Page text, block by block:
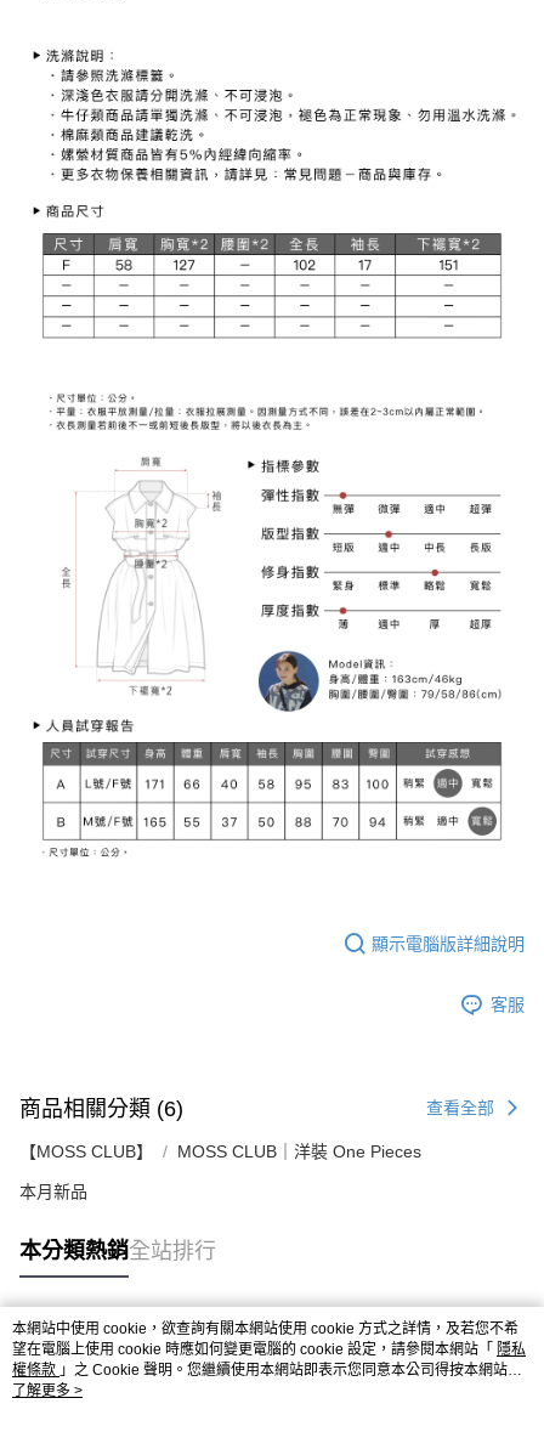
顯示電腦版詳細說明
客服
商品相關分類 (6) 查看全部
【MOSS CLUB】 MOSS CLUB｜洋裝 One Pieces
本月新品
本分類熱銷全站排行
熱門標籤
本網站中使用 cookie，欲查詢有關本網站使用 cookie 方式之詳情，及若您不希
望在電腦上使用 cookie 時應如何變更電腦的 cookie 設定，請參閱本網站「 隱私
權條款 」之 Cookie 聲明。您繼續使用本網站即表示您同意本公司得按本網站使
用條款之 Cookie 聲明使用 cookie。
了解更多 >